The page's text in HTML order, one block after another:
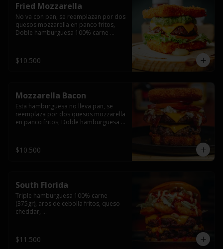
Fried Mozzarella
No va con pan, se reemplazan por dos
quesos mozzarella en panco fritos,
Doble hamburguesa 100% carne
$10.500
Mozzarella Bacon
Esta hamburguesa no lleva pan, se
reemplaza por dos quesos mozzarella
en panco fritos, Doble hamburguesa
salsa BBQ acompañado de papas
fritas.
$10.500
South Florida
Triple hamburguesa 100% carne
(375gr), aros de cebolla fritos, queso
cheddar,
$11.500